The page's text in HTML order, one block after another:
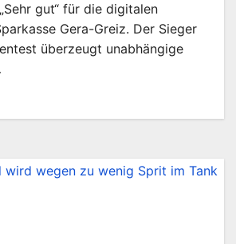
gut“ für die digitalen
Gera-Greiz. Der Sieger
überzeugt unabhängige